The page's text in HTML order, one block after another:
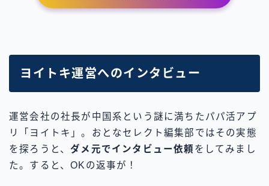
ヨイトキ運営へのインタビュー
運営会社の社長が中国系という謎に満ちたパパ活アプ
リ「ヨイトキ」。おとなセレクト編集部ではその実態
を探ろうと、 ダメ元でインタビュー依頼 をしてみまし
た。すると、OKの返事が！